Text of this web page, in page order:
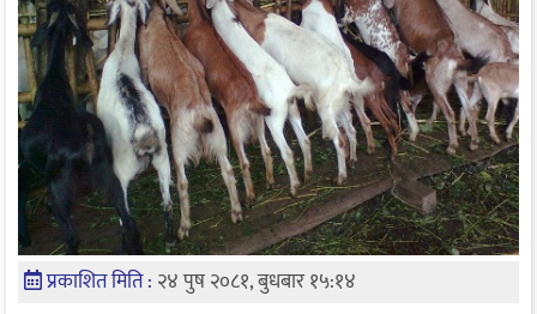
प्रकाशित मिति : २४ पुष २०८१, बुधबार १५:१४